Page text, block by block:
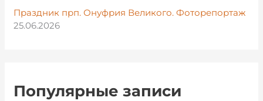
Праздник прп. Онуфрия Великого. Фоторепортаж
25.06.2026
Популярные записи